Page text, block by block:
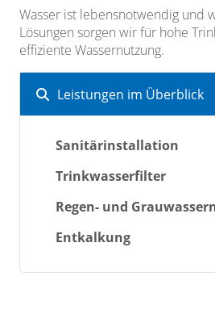
Wasser ist lebensnotwendig und
Lösungen sorgen wir für hohe
effiziente Wassernutzung.
Leistungen im Überblick
Sanitärinstallation
Trinkwasserfilter
Regen- und
Entkalkung